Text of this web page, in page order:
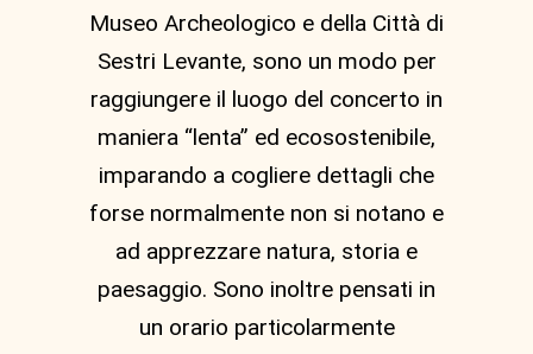
Museo Archeologico e della Città di
Sestri Levante, sono un modo per
raggiungere il luogo del concerto in
maniera “lenta” ed ecosostenibile,
imparando a cogliere dettagli che
forse normalmente non si notano e
ad apprezzare natura, storia e
paesaggio. Sono inoltre pensati in
un orario particolarmente